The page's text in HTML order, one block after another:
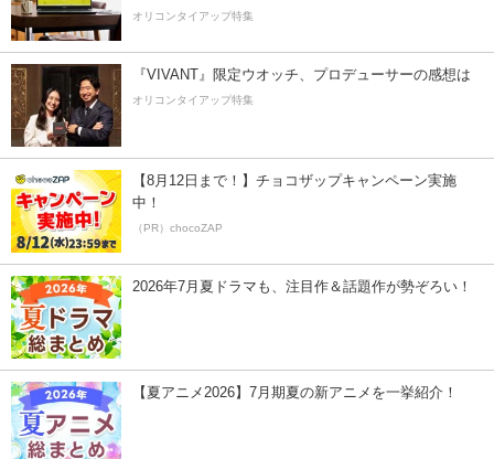
オリコンタイアップ特集
『VIVANT』限定ウオッチ、プロデューサーの感想は
オリコンタイアップ特集
【8月12日まで！】チョコザップキャンペーン実施
中！
（PR）chocoZAP
2026年7月夏ドラマも、注目作＆話題作が勢ぞろい！
【夏アニメ2026】7月期夏の新アニメを一挙紹介！